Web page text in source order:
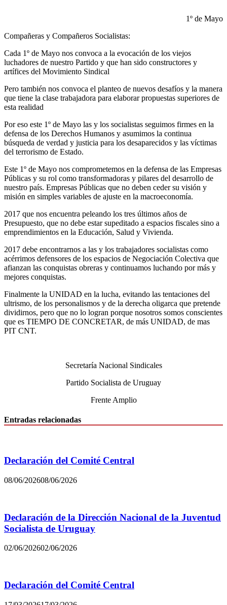
1º de Mayo
Compañeras y Compañeros Socialistas:
Cada 1º de Mayo nos convoca a la evocación de los viejos
luchadores de nuestro Partido y que han sido constructores y
artífices del Movimiento Sindical
Pero también nos convoca el planteo de nuevos desafíos y la manera
que tiene la clase trabajadora para elaborar propuestas superiores de
esta realidad
Por eso este 1º de Mayo las y los socialistas seguimos firmes en la
defensa de los Derechos Humanos y asumimos la continua
búsqueda de verdad y justicia para los desaparecidos y las víctimas
del terrorismo de Estado.
Este 1º de Mayo nos comprometemos en la defensa de las Empresas
Públicas y su rol como transformadoras y pilares del desarrollo de
nuestro país. Empresas Públicas que no deben ceder su visión y
misión en simples variables de ajuste en la macroeconomía.
2017 que nos encuentra peleando los tres últimos años de
Presupuesto, que no debe estar supeditado a espacios fiscales sino a
emprendimientos en la Educación, Salud y Vivienda.
2017 debe encontrarnos a las y los trabajadores socialistas como
acérrimos defensores de los espacios de Negociación Colectiva que
afianzan las conquistas obreras y continuamos luchando por más y
mejores conquistas.
Finalmente la UNIDAD en la lucha, evitando las tentaciones del
ultrismo, de los personalismos y de la derecha oligarca que pretende
dividirnos, pero que no lo logran porque nosotros somos conscientes
que es TIEMPO DE CONCRETAR, de más UNIDAD, de mas
PIT CNT.
Secretaría Nacional Sindicales
Partido Socialista de Uruguay
Frente Amplio
Entradas relacionadas
Declaración del Comité Central
08/06/202608/06/2026
Declaración de la Dirección Nacional de la Juventud
Socialista de Uruguay
02/06/202602/06/2026
Declaración del Comité Central